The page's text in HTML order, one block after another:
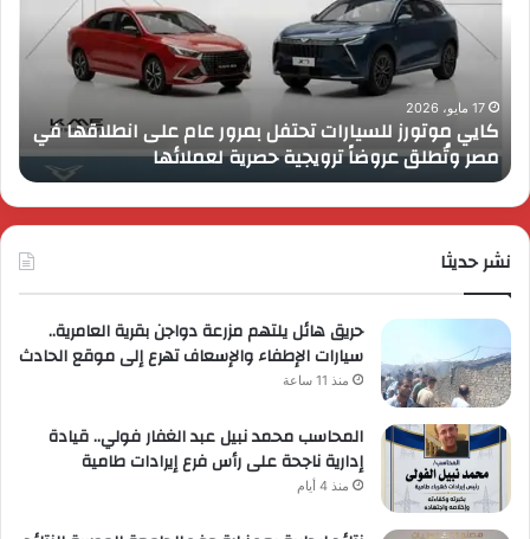
تحتفل
عام
انطلاقها
في
مصر
وتُطلق
عروضاً
ترويجية
حصرية
17 مايو، 2026
كايي موتورز للسيارات تحتفل بمرور عام على انطلاقها في
مصر وتُطلق عروضاً ترويجية حصرية لعملائها
نشر حديثا
حريق هائل يلتهم مزرعة دواجن بقرية العامرية..
سيارات الإطفاء والإسعاف تهرع إلى موقع الحادث
منذ 11 ساعة
المحاسب محمد نبيل عبد الغفار فولي.. قيادة
إدارية ناجحة على رأس فرع إيرادات طامية
منذ 4 أيام